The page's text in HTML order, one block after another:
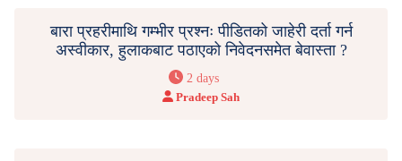
बारा प्रहरीमाथि गम्भीर प्रश्नः पीडितको जाहेरी दर्ता गर्न
अस्वीकार, हुलाकबाट पठाएको निवेदनसमेत बेवास्ता ?
2 days
Pradeep Sah